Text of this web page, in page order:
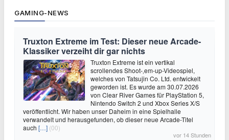
GAMING-NEWS
Truxton Extreme im Test: Dieser neue Arcade-
Klassiker verzeiht dir gar nichts
Truxton Extreme ist ein vertikal
scrollendes Shoot-‚em-up-Videospiel,
welches von Tatsujin Co. Ltd. entwickelt
geworden ist. Es wurde am 30.07.2026
von Clear River Games für PlayStation 5,
Nintendo Switch 2 und Xbox Series X/S
veröffentlicht. Wir haben unser Daheim in eine Spielhalle
verwandelt und herausgefunden, ob dieser neue Arcade-Titel
auch […] (00)
vor 14 Stunden